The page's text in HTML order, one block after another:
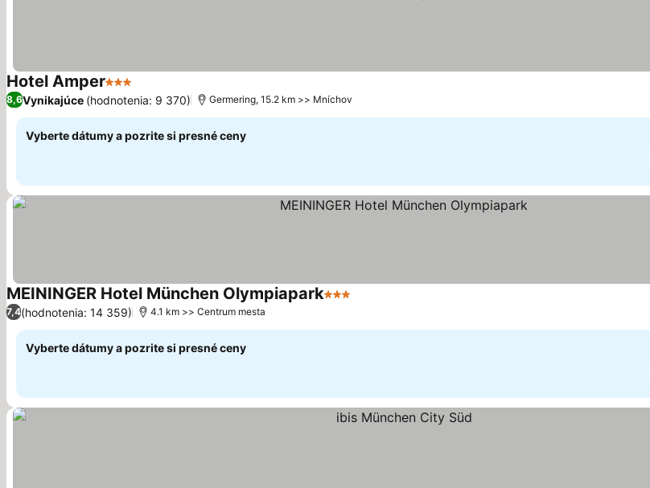
Hotel Amper3 Počet hviezdičiek
Zobraziť ceny
8,6Vynikajúce (hodnotenia: 9 370) Germering, 15.2 km >> Mníchov
Vyberte dátumy a pozrite si presné ceny
MEININGER Hotel München Olympiapark3 Počet hviezdičiek
7,4(hodnotenia: 14 359) 4.1 km >> Centrum mesta
Vyberte dátumy a pozrite si presné ceny